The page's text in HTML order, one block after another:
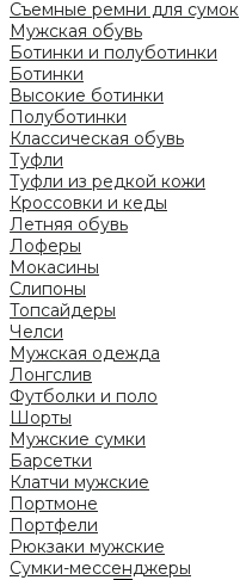
Съемные ремни для сумок
Мужская обувь
Ботинки и полуботинки
Ботинки
Высокие ботинки
Полуботинки
Классическая обувь
Туфли
Туфли из редкой кожи
Кроссовки и кеды
Летняя обувь
Лоферы
Мокасины
Слипоны
Топсайдеры
Челси
Мужская одежда
Лонгслив
Футболки и поло
Шорты
Мужские сумки
Барсетки
Клатчи мужские
Портмоне
Портфели
Рюкзаки мужские
Сумки-мессенджеры